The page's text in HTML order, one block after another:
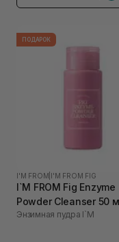
ПОДАРОК
I'M FROM I'M FROM FIG
I`M FROM Fig Enzyme
Powder Cleanser 50
Энзимная пудра I`M